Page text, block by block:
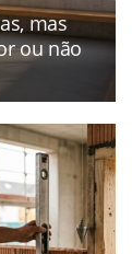
mas
ou não